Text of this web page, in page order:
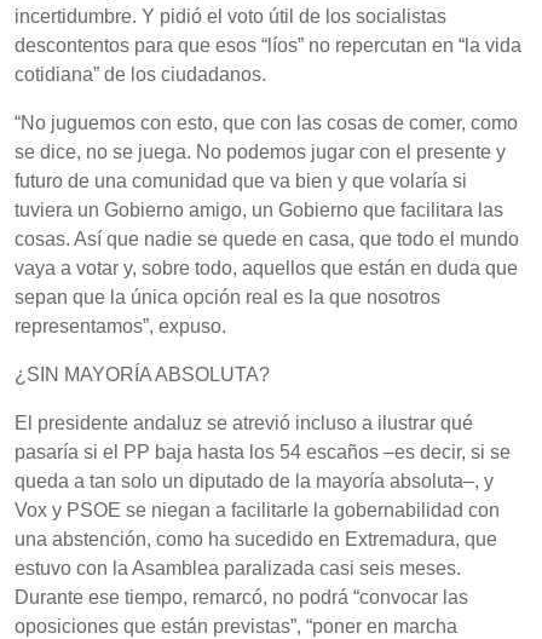
incertidumbre. Y pidió el voto útil de los socialistas
descontentos para que esos “líos” no repercutan en “la vida
cotidiana” de los ciudadanos.
“No juguemos con esto, que con las cosas de comer, como
se dice, no se juega. No podemos jugar con el presente y
futuro de una comunidad que va bien y que volaría si
tuviera un Gobierno amigo, un Gobierno que facilitara las
cosas. Así que nadie se quede en casa, que todo el mundo
vaya a votar y, sobre todo, aquellos que están en duda que
sepan que la única opción real es la que nosotros
representamos”, expuso.
¿SIN MAYORÍA ABSOLUTA?
El presidente andaluz se atrevió incluso a ilustrar qué
pasaría si el PP baja hasta los 54 escaños –es decir, si se
queda a tan solo un diputado de la mayoría absoluta–, y
Vox y PSOE se niegan a facilitarle la gobernabilidad con
una abstención, como ha sucedido en Extremadura, que
estuvo con la Asamblea paralizada casi seis meses.
Durante ese tiempo, remarcó, no podrá “convocar las
oposiciones que están previstas”, “poner en marcha